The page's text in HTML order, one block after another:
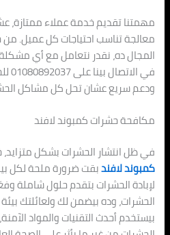
مهمتنا تقديم خدمة عملاء
معالجة تناسب احتياجات كل عميل. من
المجال ده، نقدر نتعامل مع أي
في
ودعم سريع عشان تحل كل مشاكل
مكافحة حشرات كمبوند لافند
في ظل انتشار الحشرات بشكل
كمبوند لافندبقت ضرورة ملحة لكل
لإبادة الحشرات بتقدم حلول شاملة
الحشرات، وده بيضمن لك ولعائلتك
بيستخدم أحدث التقنيات والمواد